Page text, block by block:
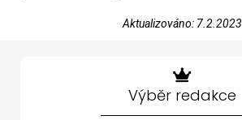
Aktualizováno: 7.2.2023
Výběr redakce